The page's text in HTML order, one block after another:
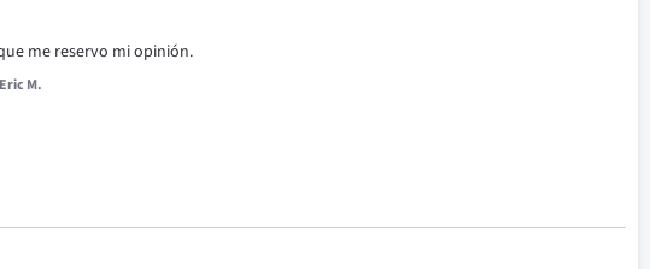
me reservo mi opinión.
Eric M.